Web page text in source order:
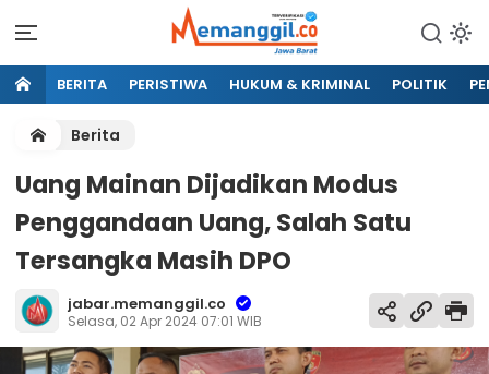
BERITA PERISTIWA HUKUM & KRIMINAL POLITIK
Berita
Uang Mainan Dijadikan Modus
Penggandaan Uang, Salah Satu
Tersangka Masih DPO
jabar.memanggil.co
Selasa, 02 Apr 2024 07:01 WIB